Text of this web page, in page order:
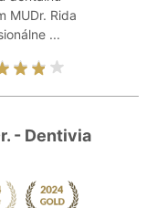
MUDr. Rida
...
- Dentivia